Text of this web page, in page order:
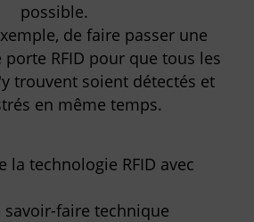
possible.
de faire passer une
RFID pour que tous les
trouvent soient détectés et
en même temps.
la technologie RFID avec
savoir-faire technique